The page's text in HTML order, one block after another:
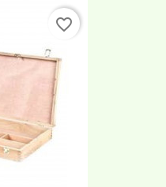
favorite_border